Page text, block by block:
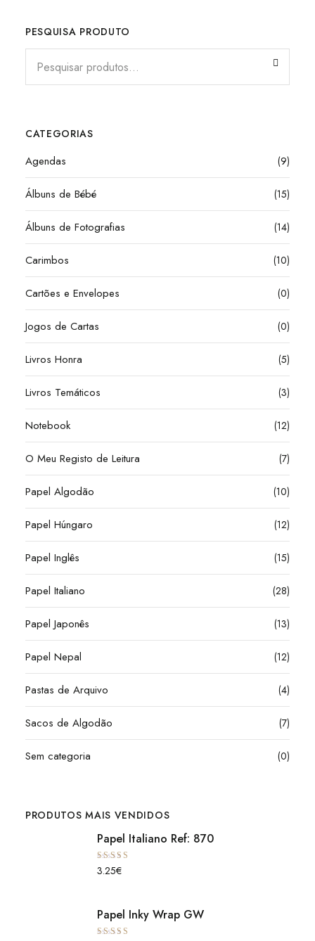
PESQUISA PRODUTO
CATEGORIAS
Agendas (9)
Álbuns de Bébé (15)
Álbuns de Fotografias (14)
Carimbos (10)
Cartões e Envelopes (0)
Jogos de Cartas (0)
Livros Honra (5)
Livros Temáticos (3)
Notebook (12)
O Meu Registo de Leitura (7)
Papel Algodão (10)
Papel Húngaro (12)
Papel Inglês (15)
Papel Italiano (28)
Papel Japonês (13)
Papel Nepal (12)
Pastas de Arquivo (4)
Sacos de Algodão (7)
Sem categoria (0)
PRODUTOS MAIS VENDIDOS
Papel Italiano Ref: 870
Avaliação
5.00de 5
3.25€
Papel Inky Wrap GW